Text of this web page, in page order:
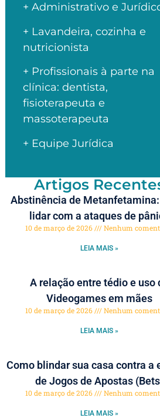
+ Administrativo e
+ Lavandeira, cozinha e
nutricionista
+ Profissionais à parte na
clínica: dentista,
fisioterapeuta e
massoterapeuta
+ Equipe Jurídica
Artigos
Abstinência de
lidar com a ataques de
10 de março de 2026 Nenhum
LEIA MAIS »
A relação entre tédio e uso
Videogames em mães
10 de março de 2026 Nenhum
LEIA MAIS »
Como blindar sua casa contra a
de Jogos de Apostas
10 de março de 2026 Nenhum
LEIA MAIS »